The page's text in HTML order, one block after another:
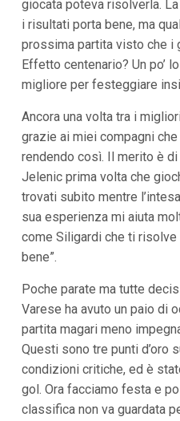
i
V
a
i
a
l
M
n
P
r
n
c
p
a
l
e
a
i
n
f
n
d
o
giocata poteva risolverla.
i risultati porta bene, ma
prossima partita visto che i
Effetto centenario? Un po’
migliore per festeggiare
Ancora una volta tra i
grazie ai miei compagni
rendendo così. Il merito è di
Jelenic prima volta che
trovati subito mentre
sua esperienza mi aiuta
come Siligardi che ti
bene”.
Poche parate ma tutte
Varese ha avuto un paio di
partita magari meno
Questi sono tre punti d’oro
condizioni critiche, ed è
gol. Ora facciamo festa e
classifica non va guardata